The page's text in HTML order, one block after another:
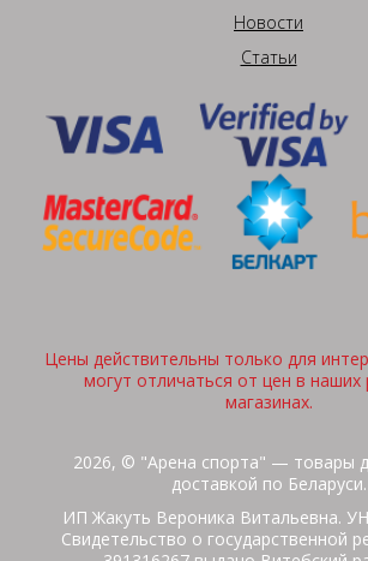
Новости
Статьи
Цены действительны только для
могут отличаться от цен в наших
магазинах.
2026, © "Арена спорта" — товары
доставкой по Беларуси.
ИП Жакуть Вероника Витальевна.
Свидетельство о государственной